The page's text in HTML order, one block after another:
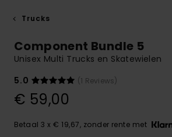
Trucks
Component Bundle 5
Unisex Multi Trucks en Skatewielen
5.0
(1 Reviews)
€ 59,00
Betaal 3 x € 19,67, zonder rente met